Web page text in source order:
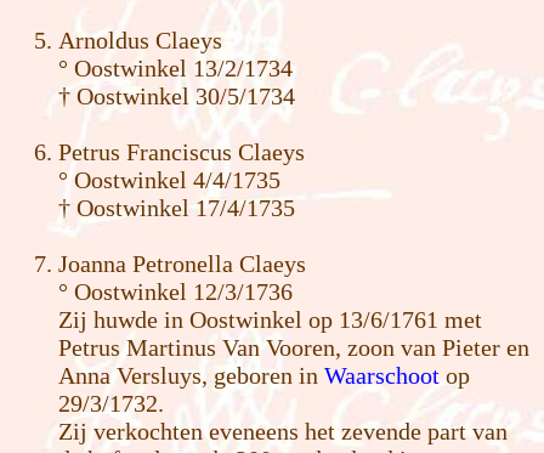
Arnoldus Claeys
° Oostwinkel 13/2/1734
† Oostwinkel 30/5/1734
Petrus Franciscus Claeys
° Oostwinkel 4/4/1735
† Oostwinkel 17/4/1735
Joanna Petronella Claeys
° Oostwinkel 12/3/1736
Zij huwde in Oostwinkel op 13/6/1761 met
Petrus Martinus Van Vooren, zoon van Pieter en
Anna Versluys, geboren in Waarschootop
29/3/1732.
Zij verkochten eveneens het zevende part van